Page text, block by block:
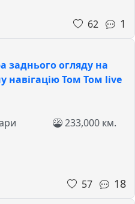
62 1
заднього огляду на
навігацію Том Том live
233,000 км.
57 18